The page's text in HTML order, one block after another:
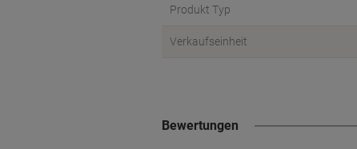
Produkt Typ
Verkaufseinheit
Bewertungen